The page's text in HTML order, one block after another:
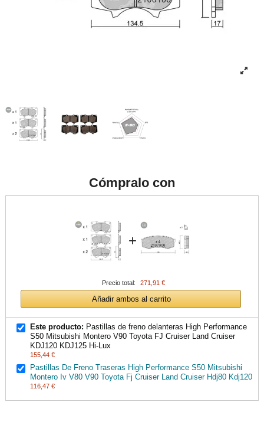
Cómpralo con
+
Precio total: 271,91 €
Añadir ambos al carrito
Este producto: Pastillas de freno delanteras High Performance
S50 Mitsubishi Montero V90 Toyota FJ Cruiser Land Cruiser
KDJ120 KDJ125 Hi-Lux
155,44 €
Pastillas De Freno Traseras High Performance S50 Mitsubishi
Montero Iv V80 V90 Toyota Fj Cruiser Land Cruiser Hdj80 Kdj120
116,47 €